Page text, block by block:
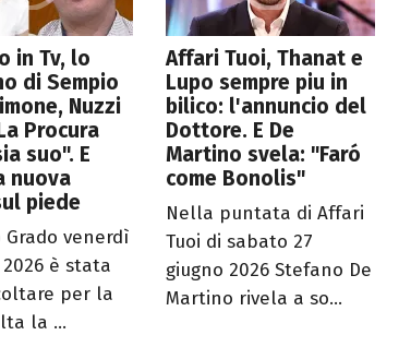
in Tv, lo
di Sempio
Nuzzi
Procura
suo". E
nuova
piede
Grado venerdì
è stata
per la
la ...
Affari Tuoi, Thanat e
Lupo sempre piu in
bilico: l'annuncio del
Dottore. E De
Martino svela: "Faró
come Bonolis"
Nella puntata di Affari
Tuoi di sabato 27
giugno 2026 Stefano De
Martino rivela a so...